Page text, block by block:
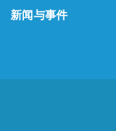
新闻与事件